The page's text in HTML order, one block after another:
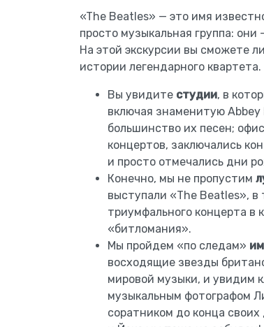
«The Beatles» — это имя
просто музыкальная группа:
На этой экскурсии вы сможете
истории легендарного квартета.
Вы увидите студии, в
включая знаменитую
большинство их песен;
концертов, заключались
и просто отмечались дни
Конечно, мы не пропустим
выступали «The Beatles», в
триумфального концерта в
«битломания».
Мы пройдем «по следам»
восходящие звезды
мировой музыки, и увидим
музыкальным фотографом
соратником до конца